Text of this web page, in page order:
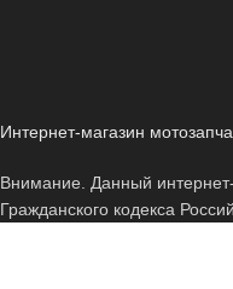
Интернет-магазин
Внимание. Данный
Гражданского кодекса